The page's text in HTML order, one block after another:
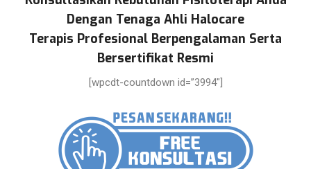
Dengan Tenaga Ahli Halocare
Terapis Profesional Berpengalaman Serta
Bersertifikat Resmi
[wpcdt-countdown id=”3994″]